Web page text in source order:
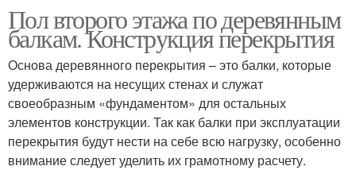
Пол второго этажа по деревянным
балкам. Конструкция перекрытия
Основа деревянного перекрытия – это балки, которые
удерживаются на несущих стенах и служат
своеобразным «фундаментом» для остальных
элементов конструкции. Так как балки при эксплуатации
перекрытия будут нести на себе всю нагрузку, особенно
внимание следует уделить их грамотному расчету.